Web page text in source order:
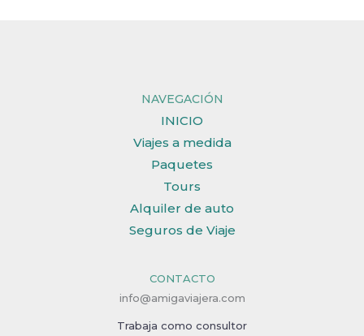
NAVEGACIÓN
INICIO
Viajes a medida
Paquetes
Tours
Alquiler de auto
Seguros de Viaje
CONTACTO
info@amigaviajera.com
Trabaja como consultor